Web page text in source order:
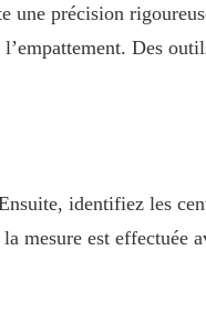
une précision
Des
identifiez les
mesure est effectuée